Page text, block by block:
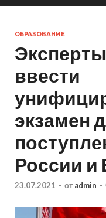
ОБРАЗОВАНИЕ
ввести
экзамен
России и
23.07.2021 - от admin -